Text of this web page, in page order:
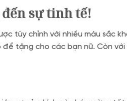
sự tinh tế!
tùy chỉnh với nhiều màu sắc
tặng cho các bạn nữ. Còn